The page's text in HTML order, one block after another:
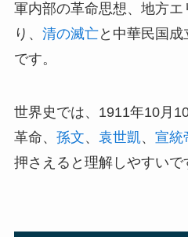
軍内部の革命思想、地方
り、 清の滅亡と中華民国成
です。
世界史では、1911年10月
革命、 孫文、 袁世凱、 宣統
押さえると理解しやすいで